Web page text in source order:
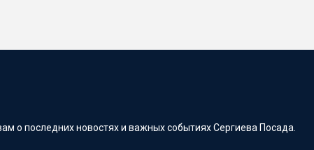
о последних новостях и важных событиях Сергиева Посада.